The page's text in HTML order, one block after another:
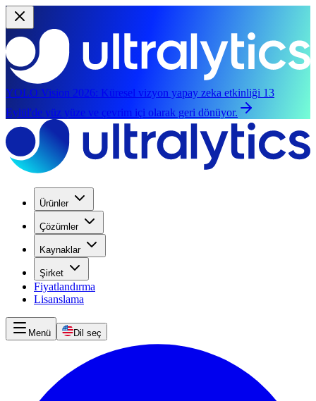
YOLO Vision 2026: Küresel vizyon yapay zeka etkinliği 13
Eylül'de yüz yüze ve çevrim içi olarak geri dönüyor.
Ürünler
Çözümler
Kaynaklar
Şirket
Fiyatlandırma
Lisanslama
Menü Dil seç